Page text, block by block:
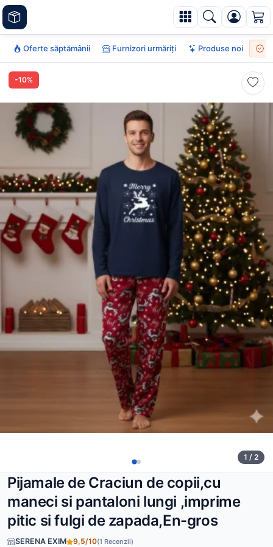
Oferte săptămânii Furnizori urmăriți Produse noi
-10%
1 / 2
Pijamale de Craciun de copii,cu
maneci si pantaloni lungi ,imprime
pitic si fulgi de zapada,En-gros
SERENA EXIM 9,5/10(1 Recenzii)